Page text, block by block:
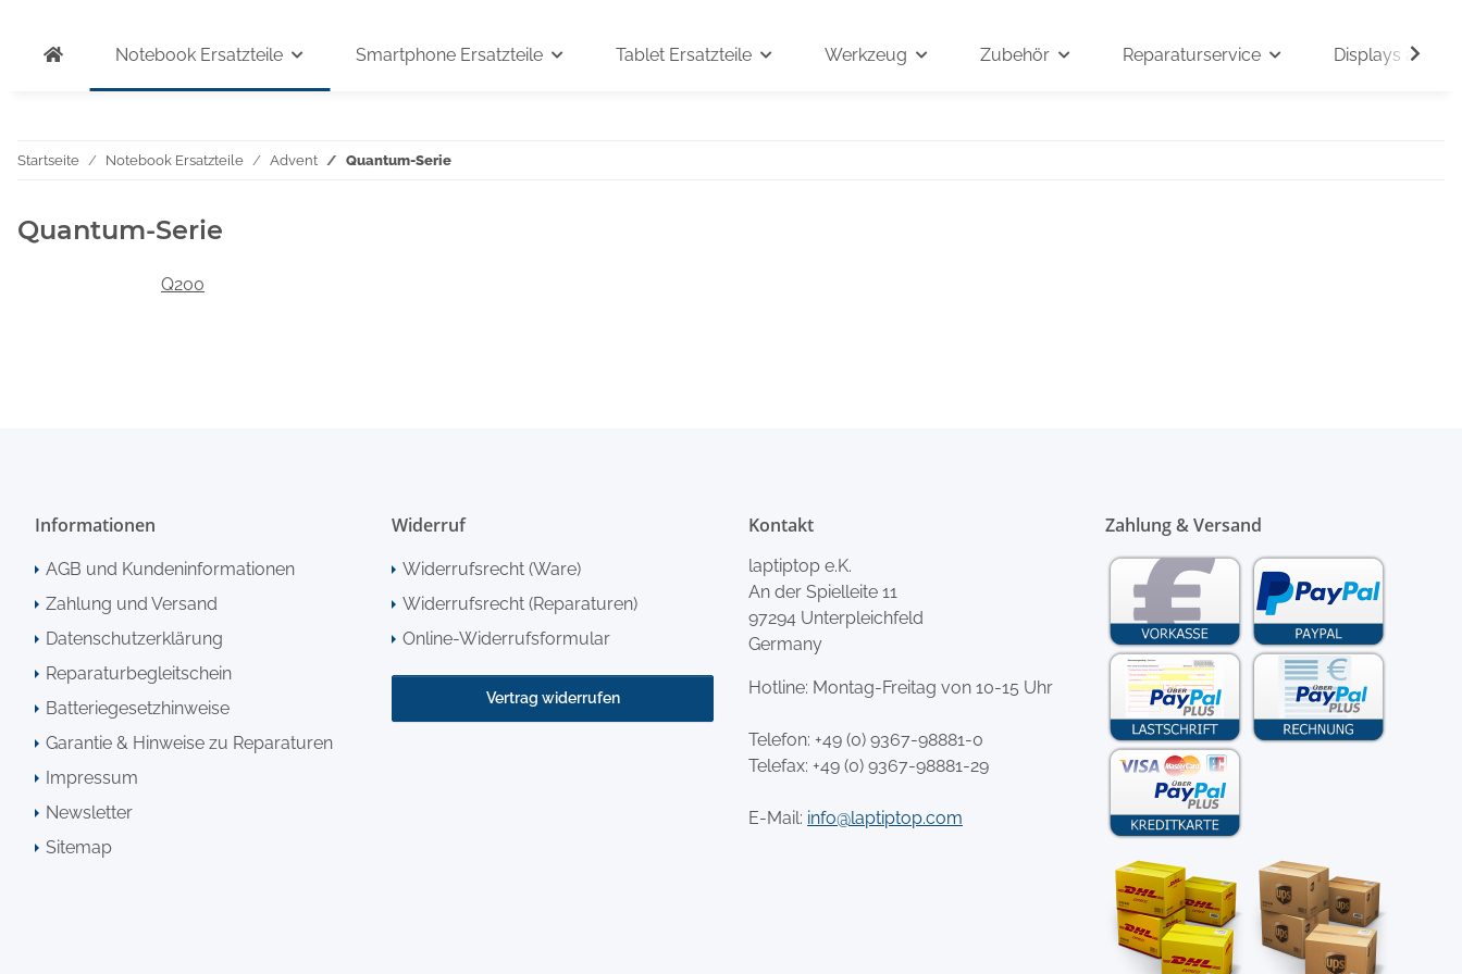
Notebook Ersatzteile Smartphone Ersatzteile Tablet Ersatzteile Werkzeug Zubehör Reparaturservice Displays auf
Startseite Notebook Ersatzteile Advent Quantum-Serie
Quantum-Serie
Q200
Informationen
AGB und Kundeninformationen
Zahlung und Versand
Datenschutzerklärung
Reparaturbegleitschein
Batteriegesetzhinweise
Garantie & Hinweise zu Reparaturen
Impressum
Newsletter
Sitemap
Widerruf
Widerrufsrecht (Ware)
Widerrufsrecht (Reparaturen)
Online-Widerrufsformular
Vertrag widerrufen
Kontakt
laptiptop e.K.
An der Spielleite 11
97294 Unterpleichfeld
Germany
Hotline: Montag-Freitag von 10-15 Uhr
Telefon: +49 (0) 9367-98881-0
Telefax: +49 (0) 9367-98881-29
E-Mail: info@laptiptop.com
Zahlung & Versand